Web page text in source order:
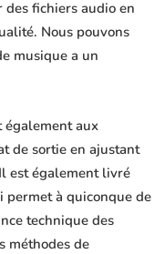
fichiers audio en
Nous pouvons
musique a un
également aux
de sortie en ajustant
est également livré
permet à quiconque de
technique des
méthodes de